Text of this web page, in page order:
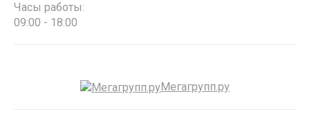
Часы работы:
09:00 - 18:00
Мегагрупп.ру